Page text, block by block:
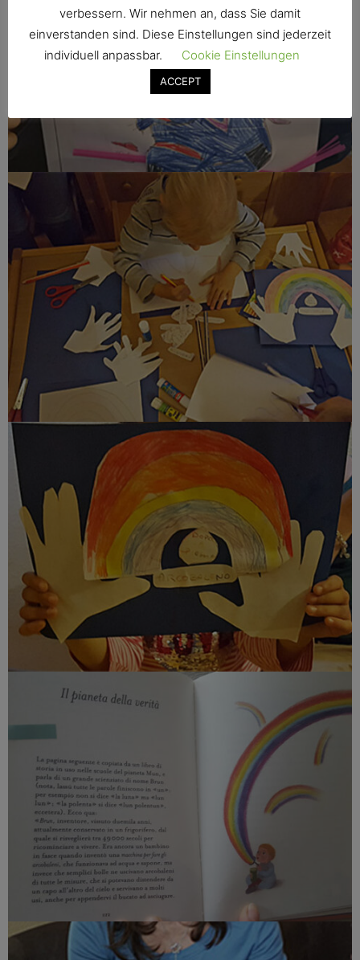
verbessern. Wir nehmen an, dass Sie damit
einverstanden sind. Diese Einstellungen sind jederzeit
individuell anpassbar.
Cookie Einstellungen
ACCEPT